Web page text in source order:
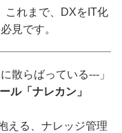
これまで、DXをIT化
見です。
散らばっている---」
ル「ナレカン」
える、ナレッジ管理